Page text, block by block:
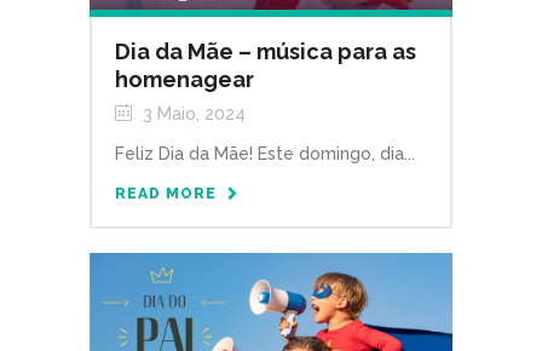
Dia da Mãe – música para as
homenagear
3 Maio, 2024
Feliz Dia da Mãe! Este domingo, dia...
READ MORE